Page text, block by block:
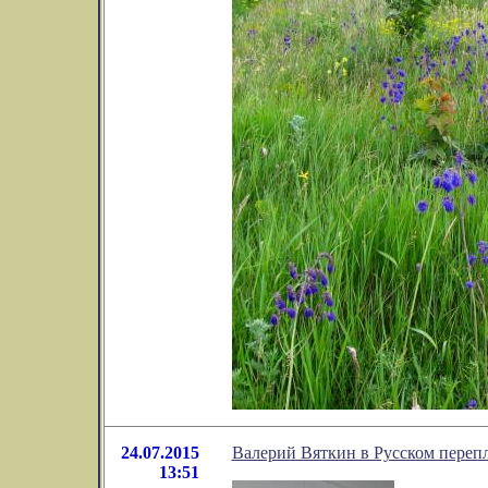
24.07.2015
13:51
Валерий Вяткин в Русском